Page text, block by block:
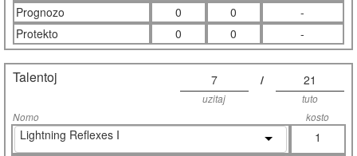
Prognozo
0 0
-
Protekto
0 0 -
Talentoj 7 / 21
uzitaj
tuto
Nomo
kosto
Lightning Reflexes I
1